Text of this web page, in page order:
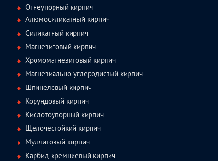
Огнеупорный кирпич
Алюмосиликатный кирпич
Силикатный кирпич
Магнезитовый кирпич
Хромомагнезитовый кирпич
Магнезиально-углеродистый кирпич
Шпинелевый кирпич
Корундовый кирпич
Кислотоупорный кирпич
Щелочестойкий кирпич
Муллитовый кирпич
Карбид-кремниевый кирпич